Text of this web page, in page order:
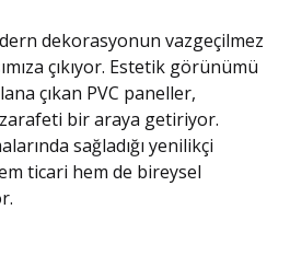
dekorasyonun vazgeçilmez
çıkıyor. Estetik görünümü
çıkan PVC paneller,
zarafeti bir araya getiriyor.
sağladığı yenilikçi
ticari hem de bireysel